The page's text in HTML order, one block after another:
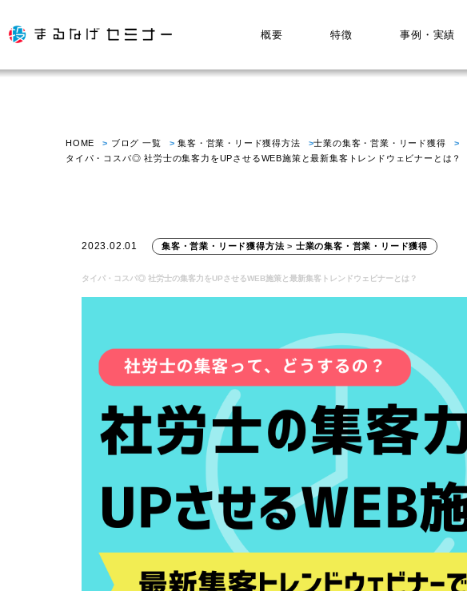
概要 特徴 事例・実績
HOME ブログ 一覧 集客・営業・リード獲得方法
士業の集客・営業・リード獲得
タイパ・コスパ◎ 社労士の集客力をUPさせるWEB施策と最新集客トレンドウェビナーとは？
2023.02.01 集客・営業・リード獲得方法 > 士業の集客・営業・リード獲得
タイパ・コスパ◎ 社労士の集客力をUPさせるWEB施策と最新集客トレンドウェビナーとは？